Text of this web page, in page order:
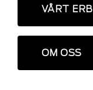
VÅRT
OM OSS